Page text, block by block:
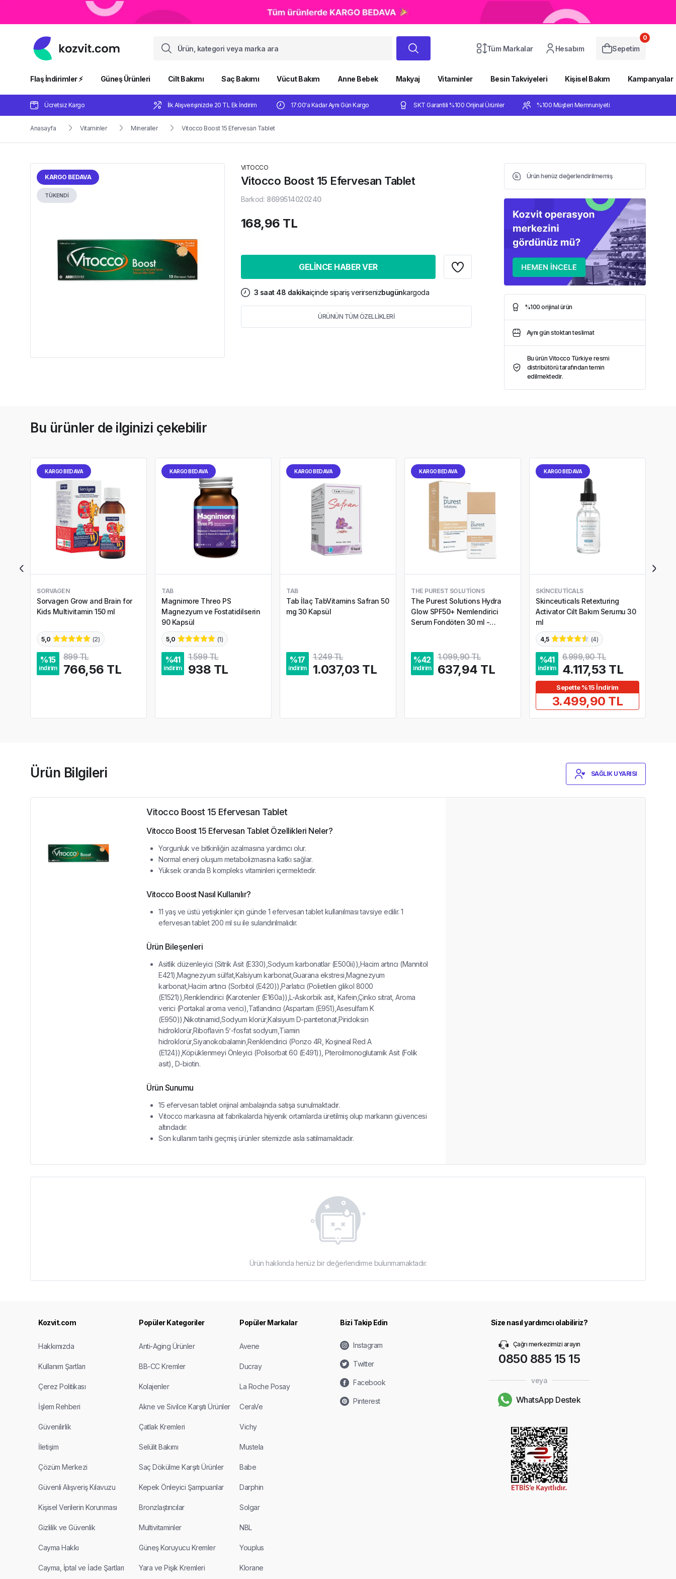
Tüm Markalar Hesabım Sepetim
0
Flaş İndirimler ⚡️ Güneş Ürünleri Cilt Bakımı Saç Bakımı Vücut Bakım Anne Bebek Makyaj Vitaminler Besin Takviyeleri Kişisel Bakım Kampanyalar
Ücretsiz Kargo İlk Alışverişinizde 20 TL Ek İndirim 17:00'a Kadar Aynı Gün Kargo SKT Garantili %100 Orijinal Ürünler %100 Müşteri Memnuniyeti
Anasayfa Vitaminler Mineraller Vitocco Boost 15 Efervesan Tablet
KARGO BEDAVA
TÜKENDİ
VITOCCO
Vitocco Boost 15 Efervesan Tablet
Barkod: 8699514020240
168,96 TL
GELİNCE HABER VER
3 saat 48 dakikaiçinde sipariş verirsenizbugünkargoda
ÜRÜNÜN TÜM ÖZELLİKLERİ
Ürün henüz değerlendirilmemiş
%100 orijinal ürün
Aynı gün stoktan teslimat
Bu ürün Vitocco Türkiye resmi
distribütörü tarafından temin
edilmektedir.
Bu ürünler de ilginizi çekebilir
KARGO BEDAVA
SORVAGEN
Sorvagen Grow and Brain for
Kids Multivitamin 150 ml
5,0 (2)
%15
indirim
899 TL
766,56 TL
KARGO BEDAVA
TAB
Magnimore Threo PS
Magnezyum ve Fostatidilserin
90 Kapsül
5,0 (1)
%41
indirim
1.599 TL
938 TL
KARGO BEDAVA
TAB
Tab İlaç TabVitamins Safran 50
mg 30 Kapsül
%17
indirim
1.249 TL
1.037,03 TL
KARGO BEDAVA
THE PUREST SOLUTIONS
The Purest Solutions Hydra
Glow SPF50+ Nemlendirici
Serum Fondöten 30 ml -
%42
indirim
1.099,90 TL
637,94 TL
KARGO BEDAVA
SKINCEUTICALS
Skinceuticals Retexturing
Activator Cilt Bakım Serumu 30
ml
4,5 (4)
%41
indirim
6.999,90 TL
4.117,53 TL
Sepette %15 İndirim
3.499,90 TL
Ürün Bilgileri SAĞLIK UYARISI
Vitocco Boost 15 Efervesan Tablet
Vitocco Boost 15 Efervesan Tablet Özellikleri Neler?
Yorgunluk ve bitkinliğin azalmasına yardımcı olur.
Normal enerji oluşum metabolizmasına katkı sağlar.
Yüksek oranda B kompleks vitaminleri içermektedir.
Vitocco Boost Nasıl Kullanılır?
11 yaş ve üstü yetişkinler için günde 1 efervesan tablet kullanılması tavsiye edilir. 1
efervesan tablet 200 ml su ile sulandırılmalıdır.
Ürün Bileşenleri
Asitlik düzenleyici (Sitrik Asit (E330),Sodyum karbonatlar (E500ii)),Hacim artırıcı (Mannitol
E421),Magnezyum sülfat,Kalsiyum karbonat,Guarana ekstresi,Magnezyum
karbonat,Hacim artırıcı (Sorbitol (E420)),Parlatıcı (Polietilen glikol 8000
(E1521)),Renklendirici (Karotenler (E160a)),L-Askorbik asit, Kafein,Çinko sitrat, Aroma
verici (Portakal aroma verici),Tatlandırıcı (Aspartam (E951),Asesulfam K
(E950)),Nikotinamid,Sodyum klorür,Kalsiyum D-pantetonat,Piridoksin
hidroklorür,Riboflavin 5ꞌ-fosfat sodyum,Tiamin
hidroklorür,Siyanokobalamin,Renklendirici (Ponzo 4R, Koşineal Red A
(E124)),Köpüklenmeyi Önleyici (Polisorbat 60 (E491)), Pteroilmonoglutamik Asit (Folik
asit), D-biotin.
Ürün Sunumu
15 efervesan tablet orijinal ambalajında satışa sunulmaktadır.
Vitocco markasına ait fabrikalarda hijyenik ortamlarda üretilmiş olup markanın güvencesi
altındadır.
Son kullanım tarihi geçmiş ürünler sitemizde asla satılmamaktadır.
Ürün hakkında henüz bir değerlendirme bulunmamaktadır.
Kozvit.com
Hakkımızda
Kullanım Şartları
Çerez Politikası
İşlem Rehberi
Güvenilirlik
İletişim
Çözüm Merkezi
Güvenli Alışveriş Kılavuzu
Kişisel Verilerin Korunması
Gizlilik ve Güvenlik
Cayma Hakkı
Cayma, İptal ve İade Şartları
Popüler Kategoriler
Anti-Aging Ürünler
BB-CC Kremler
Kolajenler
Akne ve Sivilce Karşıtı Ürünler
Çatlak Kremleri
Selülit Bakımı
Saç Dökülme Karşıtı Ürünler
Kepek Önleyici Şampuanlar
Bronzlaştırıcılar
Multivitaminler
Güneş Koruyucu Kremler
Yara ve Pişik Kremleri
Popüler Markalar
Avene
Ducray
La Roche Posay
CeraVe
Vichy
Mustela
Babe
Darphin
Solgar
NBL
Youplus
Klorane
Bizi Takip Edin
Instagram
Twitter
Facebook
Pinterest
Size nasıl yardımcı olabiliriz?
Çağrı merkezimizi arayın
0850 885 15 15
veya
WhatsApp Destek